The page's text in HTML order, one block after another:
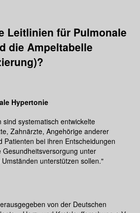
Leitlinien für Pulmonale
die Ampeltabelle
Hypertonie
sind systematisch entwickelte
Zahnärzte, Angehörige anderer
Patienten bei ihren Entscheidungen
unter
unterstützen sollen."
von der Deutschen